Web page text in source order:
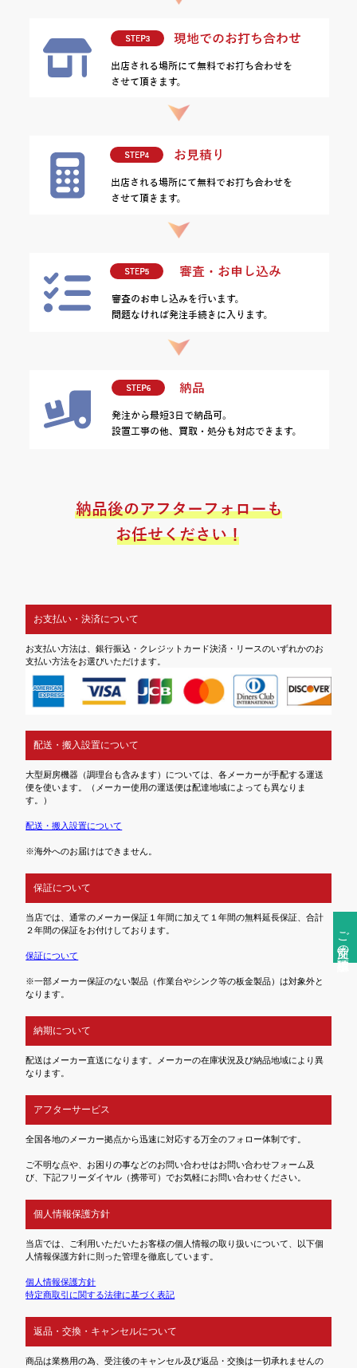
ご注文前の確認事項
お支払い・決済について
お支払い方法は、銀行振込・クレジットカード決済・リースのいずれかのお
支払い方法をお選びいただけます。
配送・搬入設置について
大型厨房機器（調理台も含みます）については、各メーカーが手配する運送
便を使います。（メーカー使用の運送便は配達地域によっても異なりま
す。）
配送・搬入設置について
※海外へのお届けはできません。
保証について
当店では、通常のメーカー保証１年間に加えて１年間の無料延長保証、合計
２年間の保証をお付けしております。
保証について
※一部メーカー保証のない製品（作業台やシンク等の板金製品）は対象外と
なります。
納期について
配送はメーカー直送になります。メーカーの在庫状況及び納品地域により異
なります。
アフターサービス
全国各地のメーカー拠点から迅速に対応する万全のフォロー体制です。
ご不明な点や、お困りの事などのお問い合わせはお問い合わせフォーム及
び、下記フリーダイヤル（携帯可）でお気軽にお問い合わせください。
個人情報保護方針
当店では、ご利用いただいたお客様の個人情報の取り扱いについて、以下個
人情報保護方針に則った管理を徹底しています。
個人情報保護方針
特定商取引に関する法律に基づく表記
返品・交換・キャンセルについて
商品は業務用の為、受注後のキャンセル及び返品・交換は一切承れませんの